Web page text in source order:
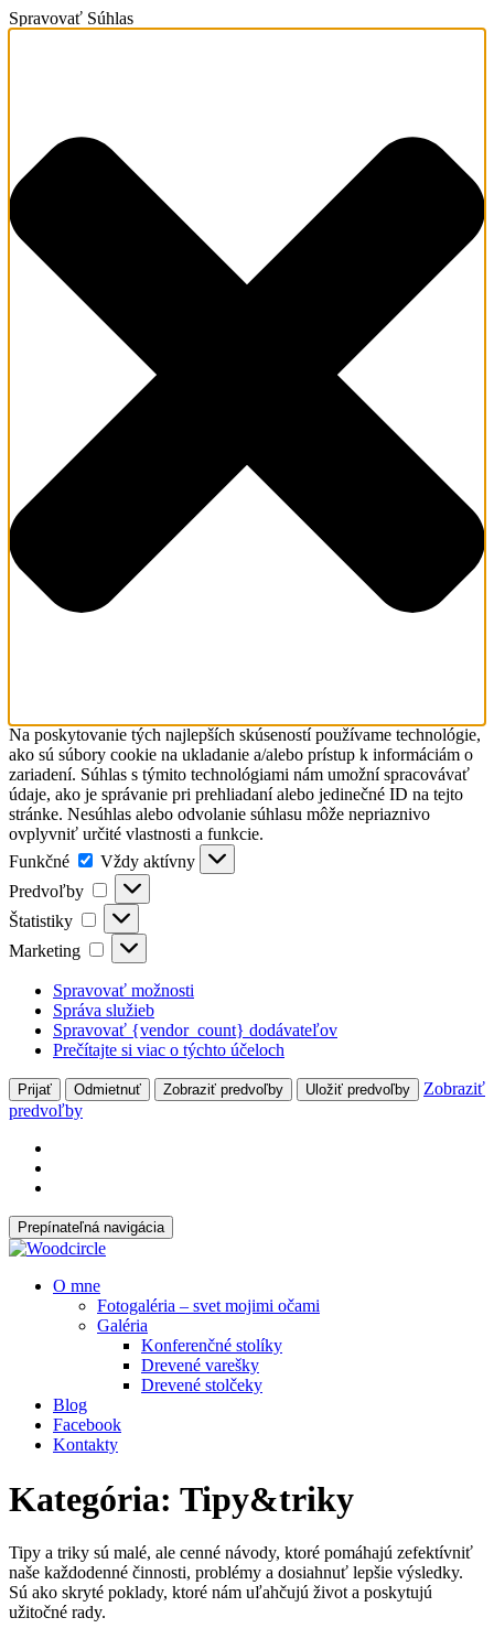
Spravovať Súhlas
Na poskytovanie tých najlepších skúseností používame technológie,
ako sú súbory cookie na ukladanie a/alebo prístup k informáciám o
zariadení. Súhlas s týmito technológiami nám umožní spracovávať
údaje, ako je správanie pri prehliadaní alebo jedinečné ID na tejto
stránke. Nesúhlas alebo odvolanie súhlasu môže nepriaznivo
ovplyvniť určité vlastnosti a funkcie.
Funkčné
Funkčné
Vždy aktívny
Predvoľby
Predvoľby
Štatistiky Štatistiky
Marketing Marketing
Spravovať možnosti
Správa služieb
Spravovať {vendor_count} dodávateľov
Prečítajte si viac o týchto účeloch
Prijať Odmietnuť Zobraziť predvoľby Uložiť predvoľby
Zobraziť
predvoľby
Prepínateľná navigácia
Prejsť
O mne
Fotogaléria – svet mojimi očami
Galéria
Konferenčné stolíky
Drevené varešky
Drevené stolčeky
Blog
Facebook
Kontakty
Kategória: Tipy&triky
Tipy a triky sú malé, ale cenné návody, ktoré pomáhajú zefektívniť
naše každodenné činnosti, problémy a dosiahnuť lepšie výsledky.
Sú ako skryté poklady, ktoré nám uľahčujú život a poskytujú
užitočné rady.